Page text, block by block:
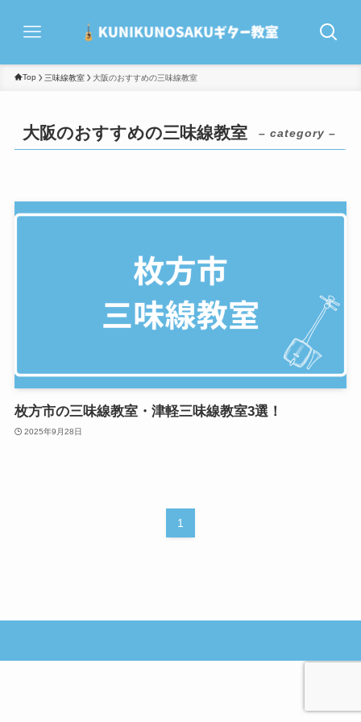
Top 三味線教室 大阪のおすすめの三味線教室
大阪のおすすめの三味線教室 – category –
枚方市の三味線教室・津軽三味線教室3選！
2025年9月28日
1